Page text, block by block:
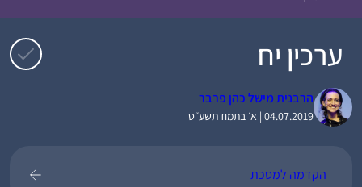
ערכין יח
הרבנית מישל כהן פרבר
04.07.2019 | א׳ בתמוז תשע״ט
הקדמה למסכת